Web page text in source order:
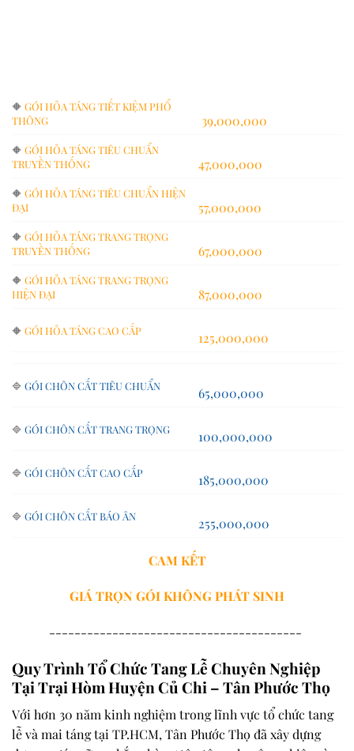
🔶 GÓI HỎA TÁNG TIẾT KIỆM PHỔ
THÔNG
39,000,000
🔶 GÓI HỎA TÁNG TIÊU CHUẨN
TRUYỀN THỐNG
47,000,000
🔶 GÓI HỎA TÁNG TIÊU CHUẨN HIỆN
ĐẠI
57,000,000
🔶 GÓI HỎA TÁNG TRANG TRỌNG
TRUYỀN THỐNG
67,000,000
🔶 GÓI HỎA TÁNG TRANG TRỌNG
HIỆN ĐẠI
87,000,000
🔶 GÓI HỎA TÁNG CAO CẤP 125,000,000
🔷 GÓI CHÔN CẤT TIÊU CHUẨN 65,000,000
🔷 GÓI CHÔN CẤT TRANG TRỌNG 100,000,000
🔷 GÓI CHÔN CẤT CAO CẤP 185,000,000
🔷 GÓI CHÔN CẤT BÁO ÂN 255,000,000
CAM KẾT
GIÁ TRỌN GÓIKHÔNG PHÁT SINH
----------------------------------------
Quy Trình Tổ Chức Tang Lễ Chuyên Nghiệp
Tại Trại Hòm Huyện Củ Chi – Tân Phước Thọ
Với hơn 30 năm kinh nghiệm trong lĩnh vực tổ chức tang
lễ và mai táng tại TP.HCM, Tân Phước Thọ đã xây dựng